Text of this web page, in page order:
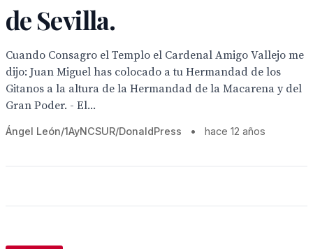
de Sevilla.
Cuando Consagro el Templo el Cardenal Amigo Vallejo me
dijo: Juan Miguel has colocado a tu Hermandad de los
Gitanos a la altura de la Hermandad de la Macarena y del
Gran Poder. - El...
Ángel León/1AyNCSUR/DonaldPress • hace 12 años